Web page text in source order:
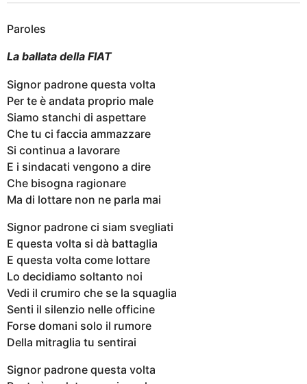
Paroles
La ballata della FIAT
Signor padrone questa volta
Per te è andata proprio male
Siamo stanchi di aspettare
Che tu ci faccia ammazzare
Si continua a lavorare
E i sindacati vengono a dire
Che bisogna ragionare
Ma di lottare non ne parla mai
Signor padrone ci siam svegliati
E questa volta si dà battaglia
E questa volta come lottare
Lo decidiamo soltanto noi
Vedi il crumiro che se la squaglia
Senti il silenzio nelle officine
Forse domani solo il rumore
Della mitraglia tu sentirai
Signor padrone questa volta